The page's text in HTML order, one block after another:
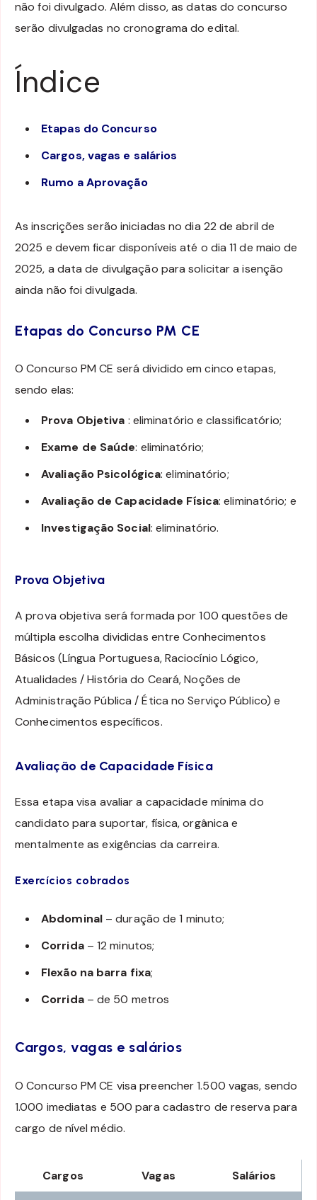
não foi divulgado. Além disso, as datas do concurso
serão divulgadas no cronograma do edital.
Índice
Etapas do Concurso
Cargos, vagas e salários
Rumo a Aprovação
As inscrições serão iniciadas no dia 22 de abril de
2025 e devem ficar disponíveis até o dia 11 de maio de
2025, a data de divulgação para solicitar a isenção
ainda não foi divulgada.
Etapas do Concurso PM CE
O Concurso PM CE será dividido em cinco etapas,
sendo elas:
Prova Objetiva : eliminatório e classificatório;
Exame de Saúde: eliminatório;
Avaliação Psicológica: eliminatório;
Avaliação de Capacidade Física: eliminatório; e
Investigação Social: eliminatório.
Prova Objetiva
A prova objetiva será formada por 100 questões de
múltipla escolha divididas entre Conhecimentos
Básicos (Língua Portuguesa, Raciocínio Lógico,
Atualidades / História do Ceará, Noções de
Administração Pública / Ética no Serviço Público) e
Conhecimentos específicos.
Avaliação de Capacidade Física
Essa etapa visa avaliar a capacidade mínima do
candidato para suportar, física, orgânica e
mentalmente as exigências da carreira.
Exercícios cobrados
Abdominal– duração de 1 minuto;
Corrida– 12 minutos;
Flexão na barra fixa;
Corrida– de 50 metros
Cargos, vagas e salários
O Concurso PM CE visa preencher 1.500 vagas, sendo
1.000 imediatas e 500 para cadastro de reserva para
cargo de nível médio.
Cargos Vagas Salários